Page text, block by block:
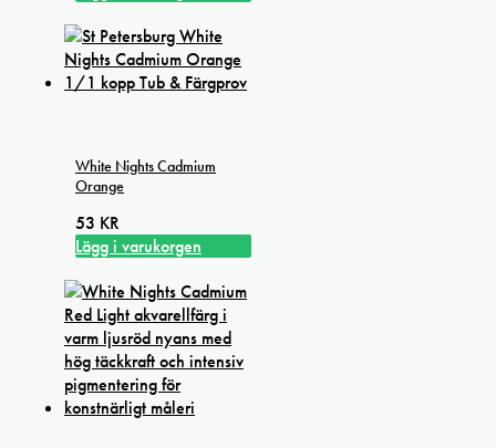
White Nights Cadmium
Orange
53 KR
Lägg i varukorgen